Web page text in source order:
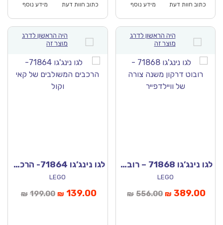
כתוב חוות דעת מידע נוסף
₪129.00.
כתוב חוות דעת מידע נוסף
היה הראשון לדרג
מוצר זה
לגו נינג’גו 71868 – רובוט דרקון משנה צורה של וויילדפייר
LEGO
₪ 556.00המחיר
₪ 389.00
היה הראשון לדרג
מוצר זה
לגו נינג’גו 71864- הרכבים המשולבים של קאי וקול
LEGO
₪ 199.00המחיר
₪ 139.00
המחיר